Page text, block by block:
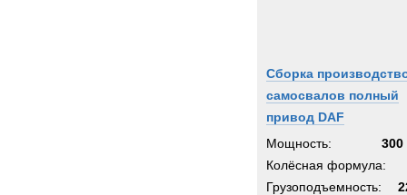
Сборка
самосвалов полный
привод DAF
Мощность:
300
Колёсная формула:
Грузоподъемность: